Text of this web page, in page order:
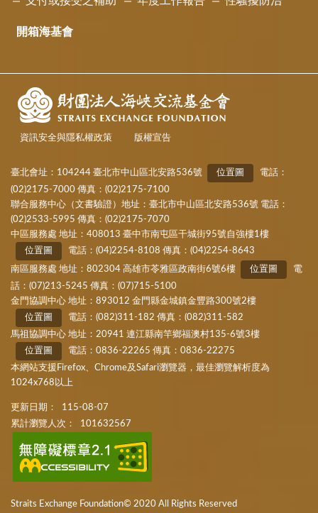
開箱海基會
資訊安全與隱私權政策 版權宣告
臺北會址：104244 臺北市中山區北安路536號 位置圖
電話：
(02)2175-7000 傳真：(02)2175-7100
聯合服務中心（文書驗證）地址：臺北市中山區北安路536號 電話：
(02)2533-5995 傳真：(02)2175-7070
中區服務處 地址：408013 臺中市南屯區干城街95號自強樓1樓
位置圖
電話：(04)2254-8108 傳真：(04)2254-8643
南區服務處 地址：802304 高雄市苓雅區政南街6號6樓
位置圖
電
話：(07)213-5245 傳真：(07)715-5100
金門協調中心 地址：893012 金門縣金城鎮金豐路300號2樓
位置圖
電話：(082)311-182 傳真：(082)311-582
馬祖協調中心 地址：20941 連江縣南竿鄉福澳村135-6號3樓
位置圖
電話：0836-22265 傳真：0836-22275
本網站支援Firefox、Chrome及Safari瀏覽器，最佳瀏覽解析度為
1024x768以上
更新日期：
115-08-07
累計瀏覽人次：
101632567
Straits Exchange Foundation© 2020 All Rights Reserved